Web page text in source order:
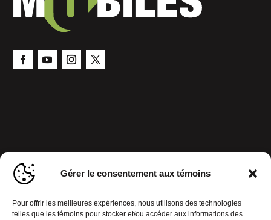
Gérer le consentement aux témoins
Pour offrir les meilleures expériences, nous utilisons des technologies
telles que les témoins pour stocker et/ou accéder aux informations des